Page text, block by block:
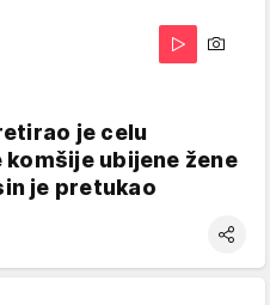
je celu
ubijene žene
je pretukao